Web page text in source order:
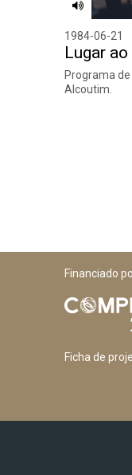
1984-06-21
Lugar ao
Programa
Alcoutim.
Financiado
Ficha de